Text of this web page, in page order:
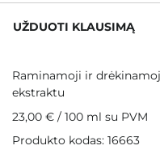
UŽDUOTI KLAUSIMĄ
Raminamoji ir
ekstraktu
23,00 € / 100 ml su PVM
Produkto kodas: 16663